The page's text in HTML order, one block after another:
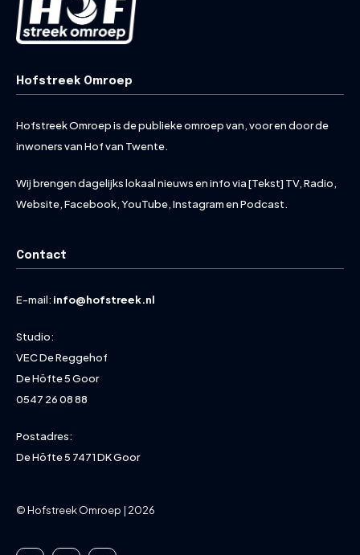
Hofstreek Omroep
Hofstreek Omroep is de publieke omroep van, voor en door de
inwoners van Hof van Twente.
Wij brengen dagelijks lokaal nieuws en info via [Tekst] TV, Radio,
Website, Facebook, YouTube, Instagram en Podcast.
Contact
E-mail: info@hofstreek.nl
Studio:
VEC De Reggehof
De Höfte 5 Goor
0547 26 08 88
Postadres:
De Höfte 5 7471 DK Goor
© Hofstreek Omroep | 2026